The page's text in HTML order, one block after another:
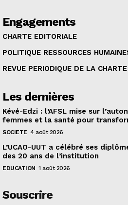
Engagements
CHARTE EDITORIALE
POLITIQUE RESSOURCES
REVUE PERIODIQUE DE LA
Les dernières
Kévé-Edzi : l’AFSL mise sur
femmes et la santé pour
SOCIETE 4 août 2026
L’UCAO-UUT a célébré ses
des 20 ans de l’institution
EDUCATION 1 août 2026
Souscrire